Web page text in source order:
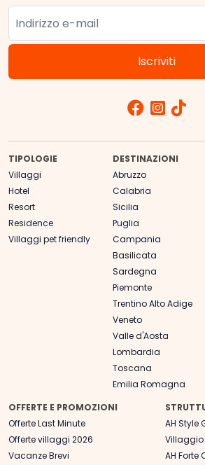
TIPOLOGIE
Villaggi
Hotel
Resort
Residence
Villaggi pet friendly
DESTINAZIONI
Abruzzo
Calabria
Sicilia
Puglia
Campania
Basilicata
Sardegna
Piemonte
Trentino Alto Adige
Veneto
Valle d'Aosta
Lombardia
Toscana
Emilia Romagna
OFFERTE E PROMOZIONI
Offerte Last Minute
Offerte villaggi 2026
Vacanze Brevi
AH Style
Villaggio
AH Forte